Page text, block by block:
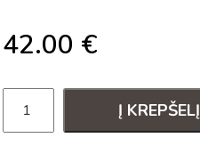
42.00 €
Į KREPŠELĮ